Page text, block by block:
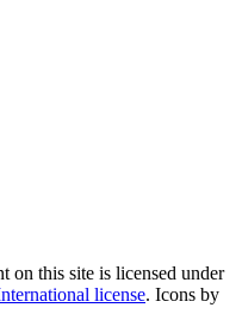
on this site is licensed under
license. Icons by